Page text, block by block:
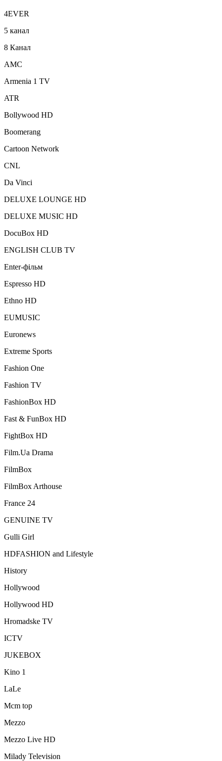
4EVER
5 канал
8 Канал
AMC
Armenia 1 TV
ATR
Bollywood HD
Boomerang
Cartoon Network
CNL
Da Vinci
DELUXE LOUNGE HD
DELUXE MUSIC HD
DocuBox HD
ENGLISH CLUB TV
Enter-фільм
Espresso HD
Ethno HD
EUMUSIC
Euronews
Extreme Sports
Fashion One
Fashion TV
FashionBox HD
Fast & FunBox HD
FightBox HD
Film.Ua Drama
FilmBox
FilmBox Arthouse
France 24
GENUINE TV
Gulli Girl
HDFASHION and Lifestyle
History
Hollywood
Hollywood HD
Hromadske TV
ICTV
JUKEBOX
Kino 1
LaLe
Mcm top
Mezzo
Mezzo Live HD
Milady Television